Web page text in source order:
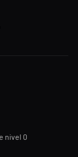
nivel 0